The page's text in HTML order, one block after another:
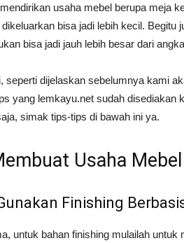
usaha mebel berupa meja
bisa jadi lebih kecil. Begitu
bisa jadi jauh lebih besar dari
seperti dijelaskan sebelumnya kami
yang lemkayu.net sudah disediakan
simak tips-tips di bawah ini ya.
Usaha
Finishing
untuk bahan finishing mulailah